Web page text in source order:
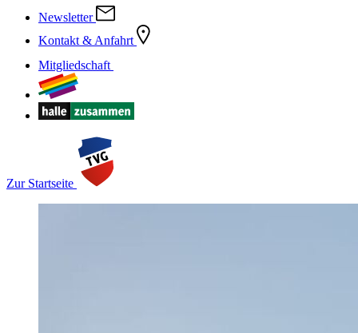
Newsletter
Kontakt & Anfahrt
Mitgliedschaft
Zur Startseite